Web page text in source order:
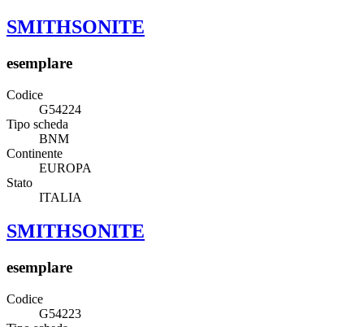
SMITHSONITE
esemplare
Codice
G54224
Tipo scheda
BNM
Continente
EUROPA
Stato
ITALIA
SMITHSONITE
esemplare
Codice
G54223